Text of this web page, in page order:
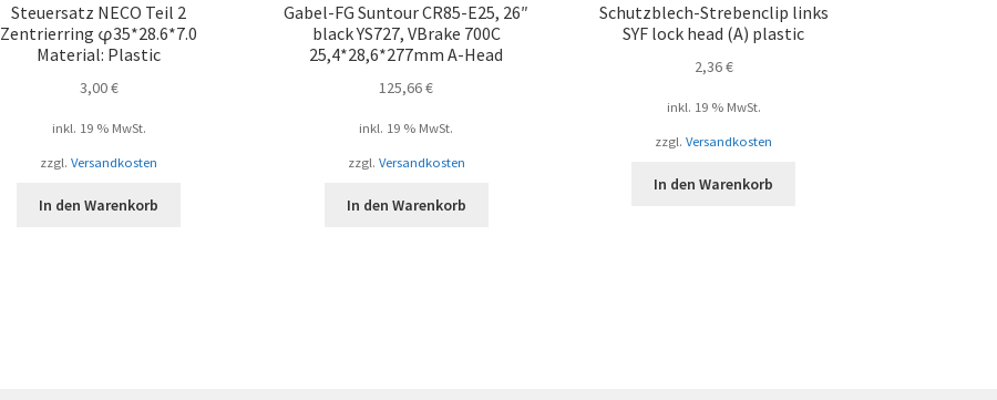
Steuersatz NECO Teil 2
Zentrierring φ35*28.6*7.0
Material: Plastic
3,00€
inkl. 19 % MwSt.
zzgl.Versandkosten
In den Warenkorb
Gabel-FG Suntour CR85-E25, 26″
black YS727, VBrake 700C
25,4*28,6*277mm A-Head
125,66€
inkl. 19 % MwSt.
zzgl. Versandkosten
In den Warenkorb
Schutzblech-Strebenclip links
SYF lock head (A) plastic
2,36€
inkl. 19 % MwSt.
zzgl.Versandkosten
In den Warenkorb